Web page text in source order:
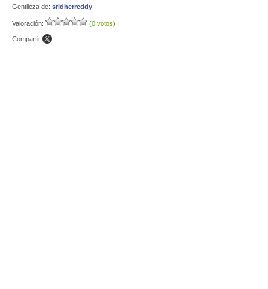
Gentileza de: sridherreddy
Valoración: (0 votos)
Compartir: